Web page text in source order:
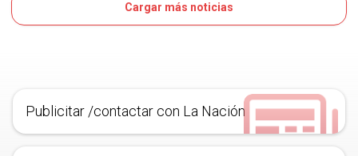
Cargar más noticias
Publicitar /contactar con La Nación